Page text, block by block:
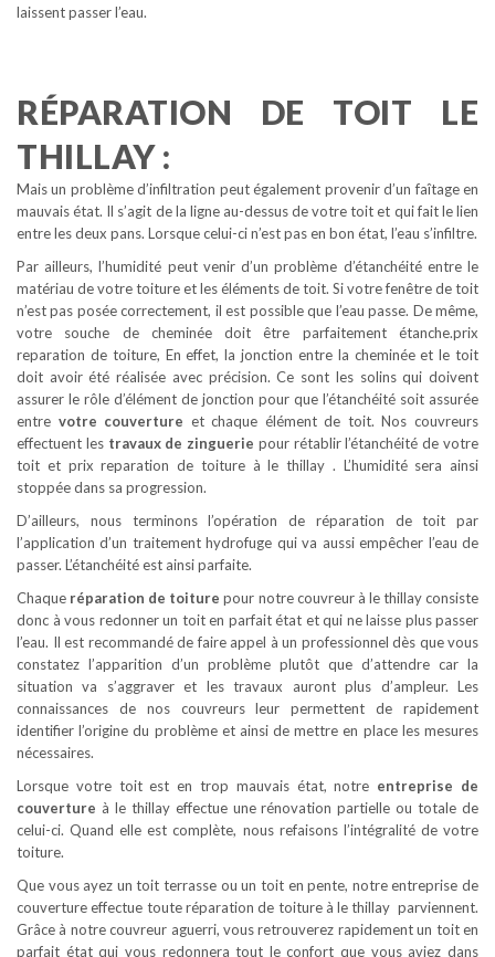
laissent passer l’eau.
RÉPARATION DE TOIT LE
THILLAY :
Mais un problème d’infiltration peut également provenir d’un faîtage en
mauvais état. Il s’agit de la ligne au-dessus de votre toit et qui fait le lien
entre les deux pans. Lorsque celui-ci n’est pas en bon état, l’eau s’infiltre.
Par ailleurs, l’humidité peut venir d’un problème d’étanchéité entre le
matériau de votre toiture et les éléments de toit. Si votre fenêtre de toit
n’est pas posée correctement, il est possible que l’eau passe. De même,
votre souche de cheminée doit être parfaitement étanche.prix
reparation de toiture, En effet, la jonction entre la cheminée et le toit
doit avoir été réalisée avec précision. Ce sont les solins qui doivent
assurer le rôle d’élément de jonction pour que l’étanchéité soit assurée
entre votre couverture et chaque élément de toit. Nos couvreurs
effectuent lestravaux de zinguerie pour rétablir l’étanchéité de votre
toit et prix reparation de toiture à le thillay . L’humidité sera ainsi
stoppée dans sa progression.
D’ailleurs, nous terminons l’opération de réparation de toit par
l’application d’un traitement hydrofuge qui va aussi empêcher l’eau de
passer. L’étanchéité est ainsi parfaite.
Chaque réparation de toiture pour notre couvreur à le thillay consiste
donc à vous redonner un toit en parfait état et qui ne laisse plus passer
l’eau. Il est recommandé de faire appel à un professionnel dès que vous
constatez l’apparition d’un problème plutôt que d’attendre car la
situation va s’aggraver et les travaux auront plus d’ampleur. Les
connaissances de nos couvreurs leur permettent de rapidement
identifier l’origine du problème et ainsi de mettre en place les mesures
nécessaires.
Lorsque votre toit est en trop mauvais état, notre entreprise de
couverture à le thillay effectue une rénovation partielle ou totale de
celui-ci. Quand elle est complète, nous refaisons l’intégralité de votre
toiture.
Que vous ayez un toit terrasse ou un toit en pente, notre entreprise de
couverture effectue toute réparation de toiture à le thillay parviennent.
Grâce à notre couvreur aguerri, vous retrouverez rapidement un toit en
parfait état qui vous redonnera tout le confort que vous aviez dans